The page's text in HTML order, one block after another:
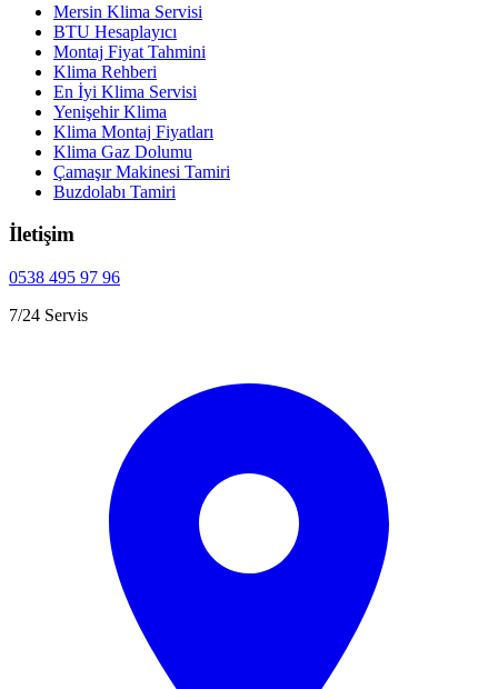
Mersin Klima Servisi
BTU Hesaplayıcı
Montaj Fiyat Tahmini
Klima Rehberi
En İyi Klima Servisi
Yenişehir Klima
Klima Montaj Fiyatları
Klima Gaz Dolumu
Çamaşır Makinesi Tamiri
Buzdolabı Tamiri
İletişim
0538 495 97 96
7/24 Servis